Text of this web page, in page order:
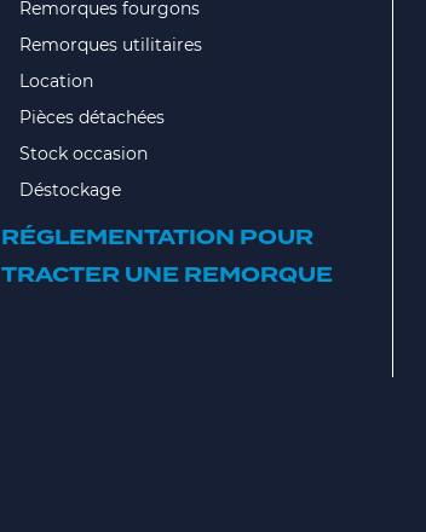
Remorques fourgons
Remorques utilitaires
Location
Pièces détachées
Stock occasion
Déstockage
RÉGLEMENTATION POUR
TRACTER UNE REMORQUE